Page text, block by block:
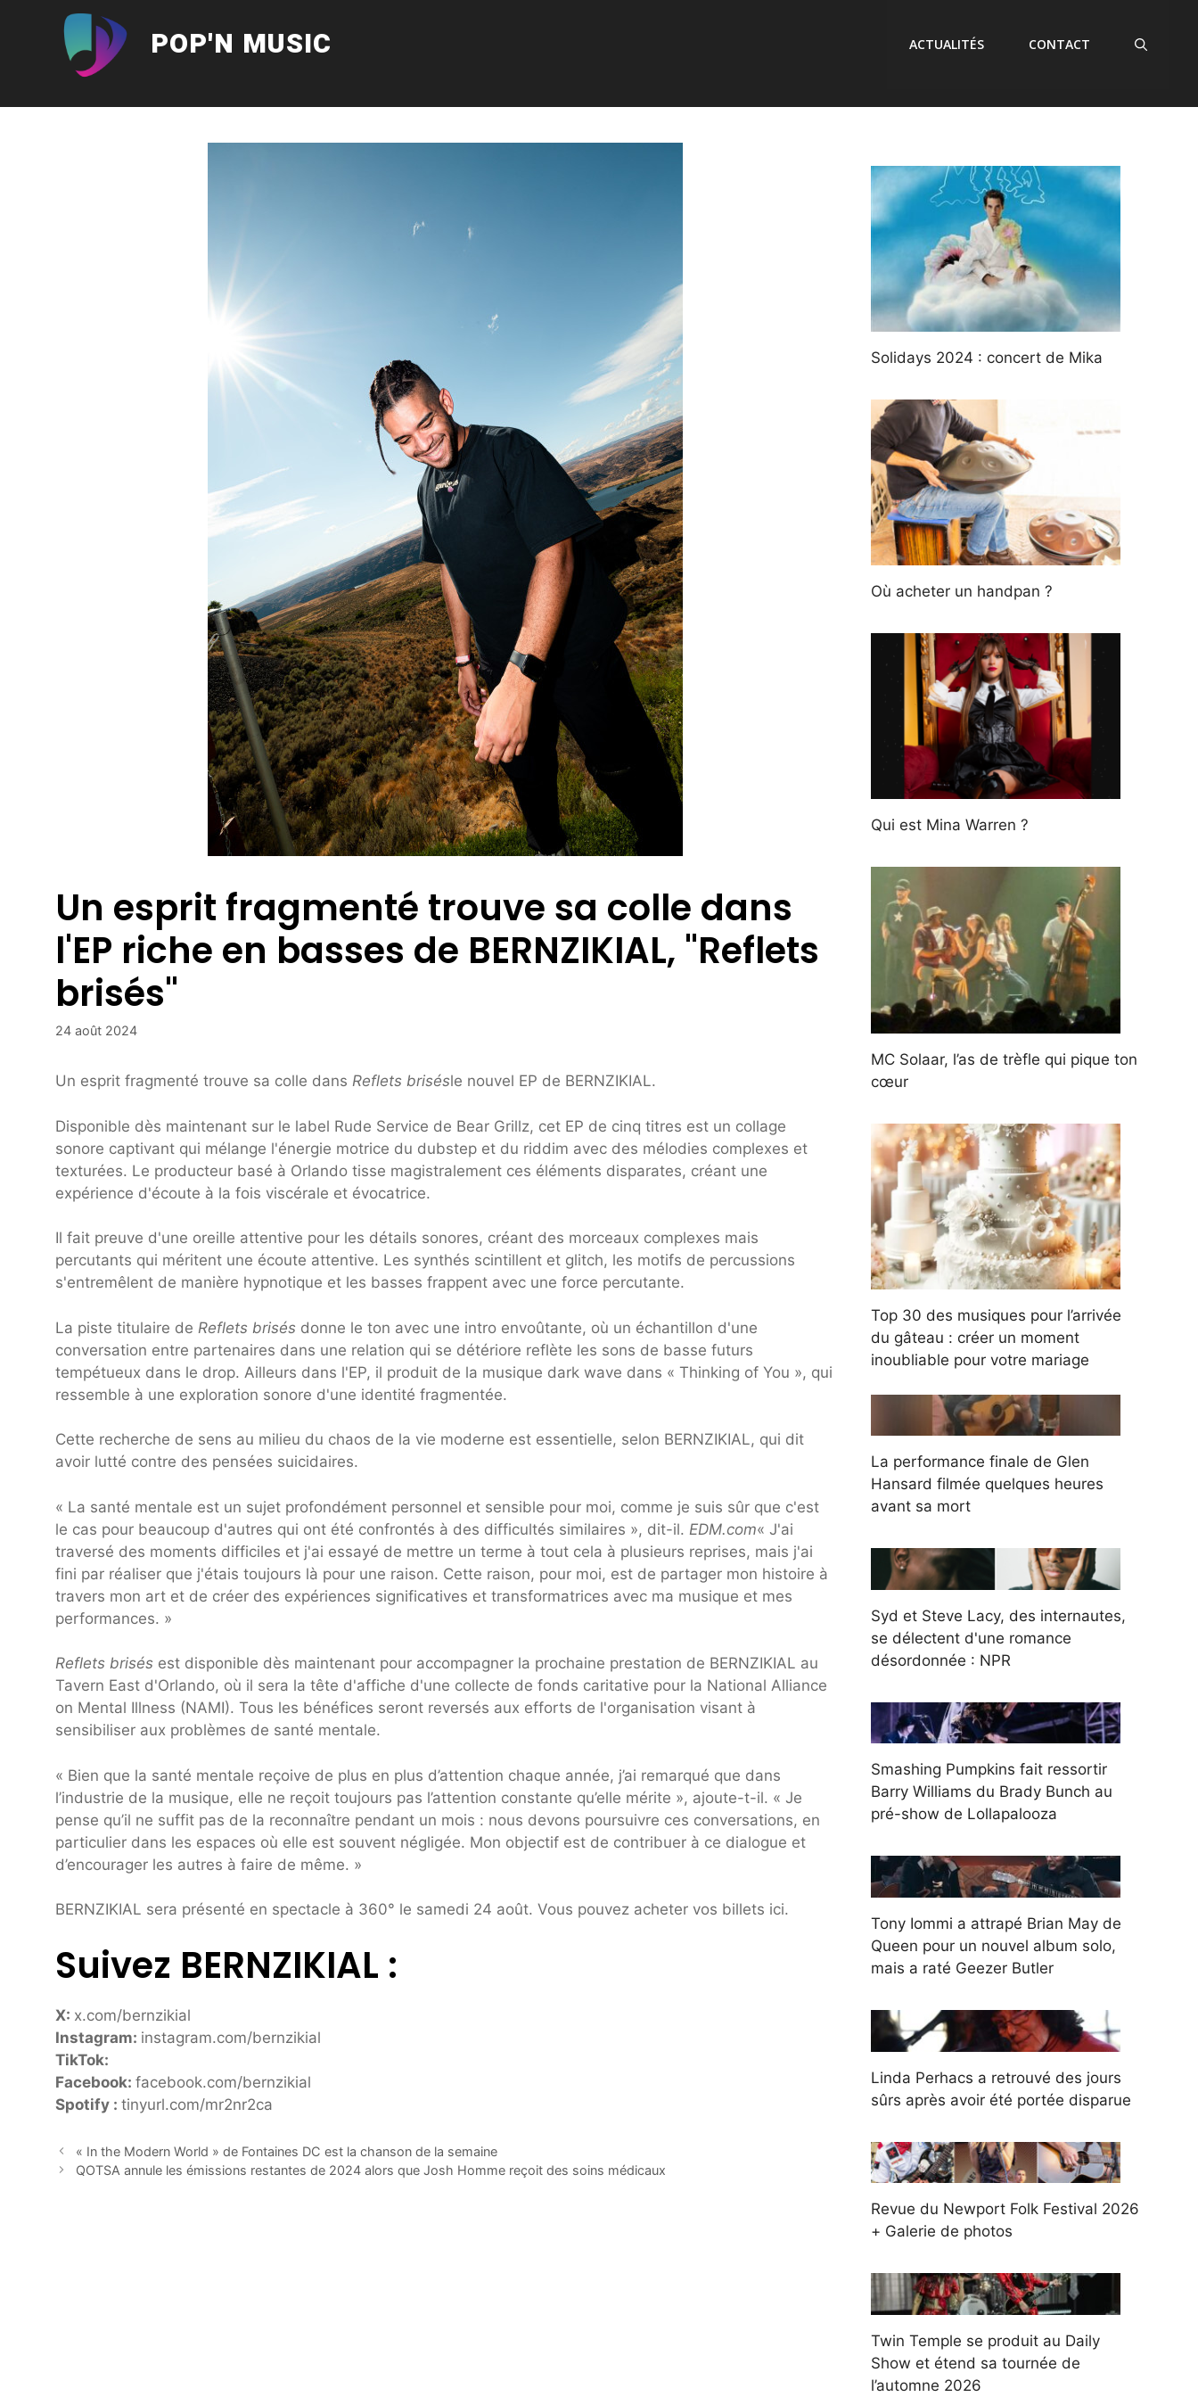
POP'N MUSIC ACTUALITÉS CONTACT
Un esprit fragmenté trouve sa colle dans
l'EP riche en basses de BERNZIKIAL, "Reflets
brisés"
24 août 2024
Un esprit fragmenté trouve sa colle dans Reflets brisésle nouvel EP de BERNZIKIAL.
Disponible dès maintenant sur le label Rude Service de Bear Grillz, cet EP de cinq titres est un collage
sonore captivant qui mélange l'énergie motrice du dubstep et du riddim avec des mélodies complexes et
texturées. Le producteur basé à Orlando tisse magistralement ces éléments disparates, créant une
expérience d'écoute à la fois viscérale et évocatrice.
Il fait preuve d'une oreille attentive pour les détails sonores, créant des morceaux complexes mais
percutants qui méritent une écoute attentive. Les synthés scintillent et glitch, les motifs de percussions
s'entremêlent de manière hypnotique et les basses frappent avec une force percutante.
La piste titulaire de Reflets brisés donne le ton avec une intro envoûtante, où un échantillon d'une
conversation entre partenaires dans une relation qui se détériore reflète les sons de basse futurs
tempétueux dans le drop. Ailleurs dans l'EP, il produit de la musique dark wave dans « Thinking of You », qui
ressemble à une exploration sonore d'une identité fragmentée.
Cette recherche de sens au milieu du chaos de la vie moderne est essentielle, selon BERNZIKIAL, qui dit
avoir lutté contre des pensées suicidaires.
« La santé mentale est un sujet profondément personnel et sensible pour moi, comme je suis sûr que c'est
le cas pour beaucoup d'autres qui ont été confrontés à des difficultés similaires », dit-il. EDM.com« J'ai
traversé des moments difficiles et j'ai essayé de mettre un terme à tout cela à plusieurs reprises, mais j'ai
fini par réaliser que j'étais toujours là pour une raison. Cette raison, pour moi, est de partager mon histoire à
travers mon art et de créer des expériences significatives et transformatrices avec ma musique et mes
performances. »
Reflets brisés est disponible dès maintenant pour accompagner la prochaine prestation de BERNZIKIAL au
Tavern East d'Orlando, où il sera la tête d'affiche d'une collecte de fonds caritative pour la National Alliance
on Mental Illness (NAMI). Tous les bénéfices seront reversés aux efforts de l'organisation visant à
sensibiliser aux problèmes de santé mentale.
« Bien que la santé mentale reçoive de plus en plus d’attention chaque année, j’ai remarqué que dans
l’industrie de la musique, elle ne reçoit toujours pas l’attention constante qu’elle mérite », ajoute-t-il. « Je
pense qu’il ne suffit pas de la reconnaître pendant un mois : nous devons poursuivre ces conversations, en
particulier dans les espaces où elle est souvent négligée. Mon objectif est de contribuer à ce dialogue et
d’encourager les autres à faire de même. »
BERNZIKIAL sera présenté en spectacle à 360° le samedi 24 août. Vous pouvez acheter vos billets ici.
Suivez BERNZIKIAL :
X: x.com/bernzikial
Instagram: instagram.com/bernzikial
TikTok:
Facebook: facebook.com/bernzikial
Spotify : tinyurl.com/mr2nr2ca
« In the Modern World » de Fontaines DC est la chanson de la semaine
QOTSA annule les émissions restantes de 2024 alors que Josh Homme reçoit des soins médicaux
Solidays 2024 : concert de Mika
Où acheter un handpan ?
Qui est Mina Warren ?
MC Solaar, l’as de trèfle qui pique ton
cœur
Top 30 des musiques pour l’arrivée
du gâteau : créer un moment
inoubliable pour votre mariage
La performance finale de Glen
Hansard filmée quelques heures
avant sa mort
Syd et Steve Lacy, des internautes,
se délectent d'une romance
désordonnée : NPR
Smashing Pumpkins fait ressortir
Barry Williams du Brady Bunch au
pré-show de Lollapalooza
Tony Iommi a attrapé Brian May de
Queen pour un nouvel album solo,
mais a raté Geezer Butler
Linda Perhacs a retrouvé des jours
sûrs après avoir été portée disparue
Revue du Newport Folk Festival 2026
+ Galerie de photos
Twin Temple se produit au Daily
Show et étend sa tournée de
l’automne 2026